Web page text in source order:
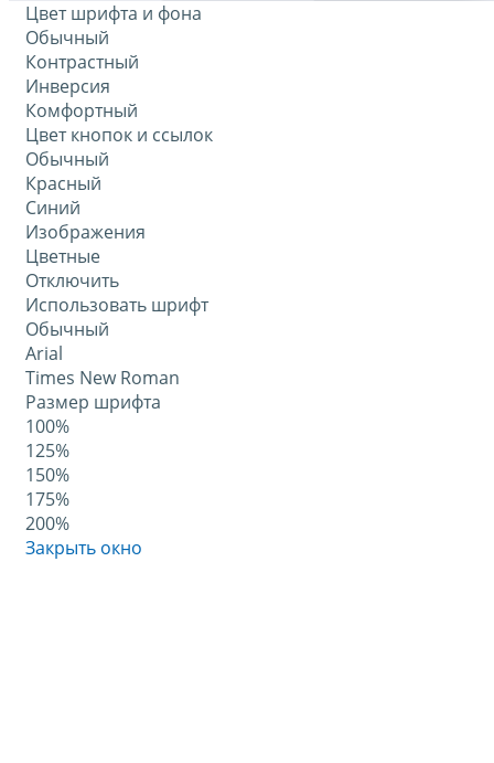
Цвет шрифта и фона
Обычный
Контрастный
Инверсия
Комфортный
Цвет кнопок и ссылок
Обычный
Красный
Синий
Изображения
Цветные
Отключить
Использовать шрифт
Обычный
Arial
Times New Roman
Размер шрифта
100%
125%
150%
175%
200%
Закрыть окно